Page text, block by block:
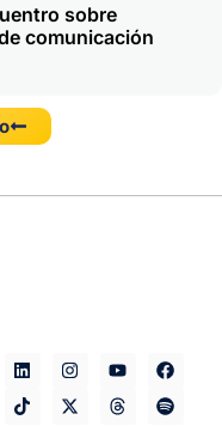
sobre
comunicación